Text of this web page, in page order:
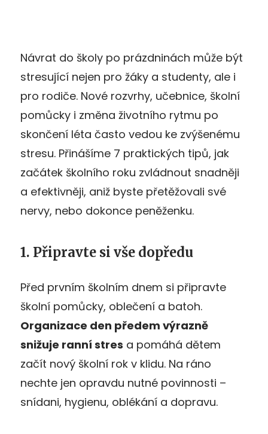
Návrat do školy po prázdninách může být
stresující nejen pro žáky a studenty, ale i
pro rodiče. Nové rozvrhy, učebnice, školní
pomůcky i změna životního rytmu po
skončení léta často vedou ke zvýšenému
stresu. Přinášíme 7 praktických tipů, jak
začátek školního roku zvládnout snadněji
a efektivněji, aniž byste přetěžovali své
nervy, nebo dokonce peněženku.
1. Připravte si vše dopředu
Před prvním školním dnem si připravte
školní pomůcky, oblečení a batoh.
Organizace den předem výrazně
snižuje ranní stres a pomáhá dětem
začít nový školní rok v klidu. Na ráno
nechte jen opravdu nutné povinnosti –
snídani, hygienu, oblékání a dopravu.